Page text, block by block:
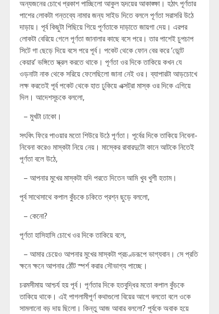
অন্যজনের চোখে প্রকাশ পাচ্ছিলো আকুল হৃদয়ের আকাঙ্ক্ষা। হঠাৎ পূর্ণতার
পাশের লোকটা গন্তব্যে নামার জন্য সাইড দিতে বললে পূর্ণতা সরাসরি উঠে
দাড়ায়। পূর্ব কিছুটা পিছিয়ে গিয়ে পূর্ণতাকে দাড়াতে জায়গা দেয়। এরপর
লোকটা বেরিয়ে গেলে পূর্ণতা জানালার কাছে বসে পরে। তার পাশেই চুপচাপ
সিটে গা ছেড়ে দিয়ে বসে পরে পূর্ব। পকেট থেকে ফোন বের করে ‘ডোন্ট
কেয়ার’ ভঙ্গিতে স্ক্রল করতে থাকে। পূর্ণতা ওর দিকে তাকিয়ে কখন যে
ওড়নাটা নাক থেকে সরিয়ে ফেলেছিলো জানা নেই ওর। ব্যাপারটা আড়চোখে
লক্ষ করতেই পূর্ব পকেট থেকে হাত ঢুকিয়ে এক্সট্রা মাস্ক ওর দিকে এগিয়ে
দিল। আদেশসূচকে বললো,
– মুখটা ঢাকো।
সৎবিৎ ফিরে পাওয়ার মতো শিউরে উঠে পূর্ণতা। পূর্বের দিকে তাকিয়ে নিবেনা-
নিবেনা করেও মাস্কটা নিয়ে নেয়। মাস্কের রাবারদুটো কানে আটকে নিতেই
পূর্ণতা বলে উঠে,
– আপনার মুখের মাস্কটা যদি পরতে দিতেন আমি খুব খুশী হতাম।
পূর্ব সাথেসাথে কপাল কুঁচকে চকিতে প্রশ্ন ছুড়ে বললো,
– কেনো?
পূর্ণতা হাসিহাসি চোখে ওর দিকে তাকিয়ে বলে,
– আমার চেয়েও আপনার মুখের মাস্কটা প্রচণ্ডরূপে ভাগ্যবান। সে প্রতি
ক্ষনে ক্ষনে আপনার ঠোঁট স্পর্শ করার সৌভাগ্য পাচ্ছে।
চরমসীমায় আশ্চর্য হয় পূর্ব। পূর্ণতার দিকে হতবুদ্ধির মতো কপাল কুঁচকে
তাকিয়ে থাকে। এই পাগলামীপূর্ণ কথাগুলো বিয়ের আগে বলতো বলে ওকে
সামলানো বড় দায় ছিলো। কিন্তু আজ আবার বললো? পূর্বকে অবাক হয়ে